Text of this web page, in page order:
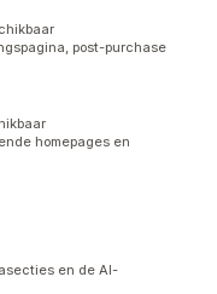
post-purchase
homepages en
en de AI-